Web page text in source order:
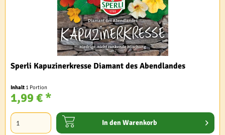
Sperli Kapuzinerkresse Diamant des Abendlandes
Inhalt 1 Portion
1,99 € *
In den Warenkorb